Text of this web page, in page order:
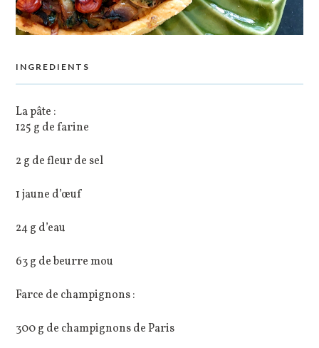
INGREDIENTS
La pâte :
125 g de farine
2 g de fleur de sel
1 jaune d’œuf
24 g d’eau
63 g de beurre mou
Farce de champignons :
300 g de champignons de Paris